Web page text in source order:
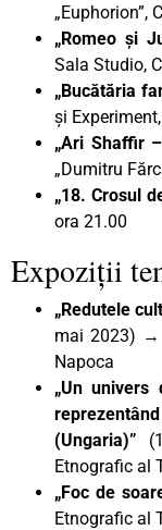
„Euphorion”,
„Romeo și
Sala Studio,
„Bucătăria
și
„Ari Shaffir
„Dumitru
„18. Crosul
ora 21.00
Expoziții
„Redutele
mai 2023) →
Napoca
„Un
(Ungaria)”
Etnografic al
„Foc de
Etnografic al